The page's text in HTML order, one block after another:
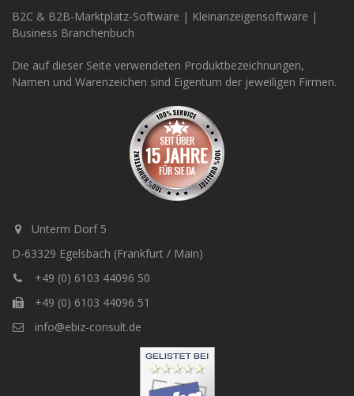
B2C & B2B-Marktplatz-Software | Kleinanzeigensoftware |
Business Branchenbuch
Die auf dieser Seite verwendeten Produktbezeichnungen,
Namen und Warenzeichen sind Eigentum der jeweiligen Firmen.
Unterm Dorf 5
D-63329 Egelsbach (Frankfurt / Main)
+49 (0) 6103 44096 50
+49 (0) 6103 44096 51
info@ebiz-consult.de